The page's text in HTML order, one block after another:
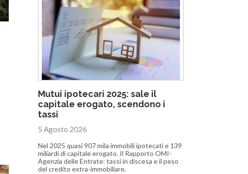
Mutui ipotecari 2025: sale il
capitale erogato, scendono i
tassi
5 Agosto 2026
Nel 2025 quasi 907 mila immobili ipotecati e 139
miliardi di capitale erogato. Il Rapporto OMI-
Agenzia delle Entrate: tassi in discesa e il peso
del credito extra-immobiliare.